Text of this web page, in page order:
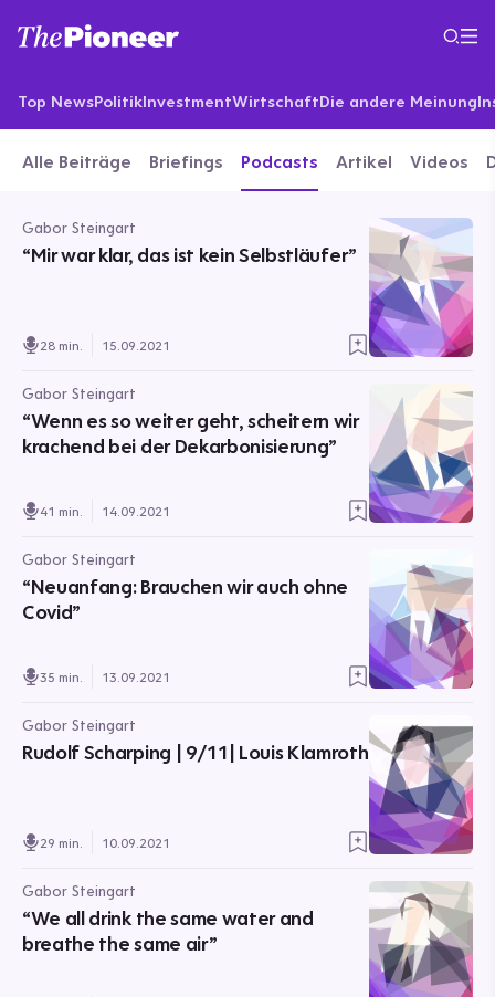
Top NewsPolitikInvestmentWirtschaftDie andere Meinung
Alle Beiträge Briefings Podcasts Artikel Videos
Gabor Steingart
“Mir war klar, das ist kein Selbstläufer”
28 min. 15.09.2021
Gabor Steingart
“Wenn es so weiter geht, scheitern wir
krachend bei der Dekarbonisierung”
41 min. 14.09.2021
Gabor Steingart
“Neuanfang: Brauchen wir auch ohne
Covid”
35 min. 13.09.2021
Gabor Steingart
Rudolf Scharping | 9/11| Louis Klamroth
29 min. 10.09.2021
Gabor Steingart
“We all drink the same water and
breathe the same air”